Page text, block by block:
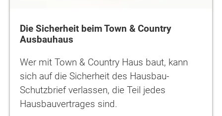
Die Sicherheit beim Town & Country
Ausbauhaus
Wer mit Town & Country Haus baut, kann
sich auf die Sicherheit des Hausbau-
Schutzbrief verlassen, die Teil jedes
Hausbauvertrages sind.